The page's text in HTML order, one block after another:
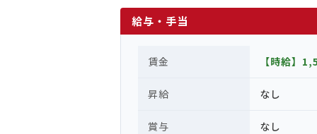
給与・手当
賃金 【時給】
昇給 なし
賞与 なし